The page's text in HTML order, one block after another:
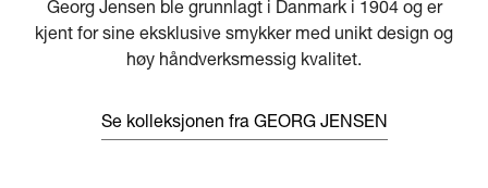
Georg Jensen ble grunnlagt i Danmark i 1904 og er
kjent for sine eksklusive smykker med unikt design og
høy håndverksmessig kvalitet.
Se kolleksjonen fra GEORG JENSEN